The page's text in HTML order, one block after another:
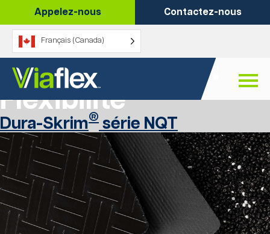
contenu
Appelez-nous Contactez-nous
Français (Canada)
Caractéristique :
Flexibilité
Dura-Skrim® série NQT